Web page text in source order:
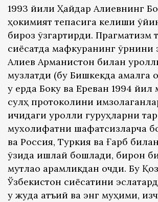
1993 йили Ҳайдар Алиевнинг
ҳокимият тепасига келиши
бироз ўзгартирди. Прагматизм
сиёсатда мафкуранинг ўрнини
Алиев Арманистон билан
музлатди (бу Бишкекда амалга
у ерда Боку ва Ереван 1994 йил
сулҳ протоколини
ичидаги қуролли гуруҳларни
мухолифатни шафқатсизларча
ва Россия, Туркия ва Ғарб
ўзида ишлай бошлади, бирон
мутлақо қарамликдан қочди. Бу
Ўзбекистон сиёсатини
у жуда қатъий ва энг муҳими,